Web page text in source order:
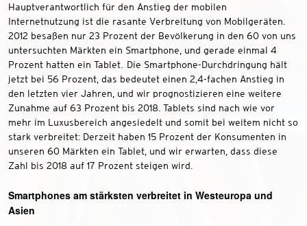
Hauptverantwortlich für den Anstieg der mobilen
Internetnutzung ist die rasante Verbreitung von Mobilgeräten.
2012 besaßen nur 23 Prozent der Bevölkerung in den 60 von uns
untersuchten Märkten ein Smartphone, und gerade einmal 4
Prozent hatten ein Tablet. Die Smartphone-Durchdringung hält
jetzt bei 56 Prozent, das bedeutet einen 2,4-fachen Anstieg in
den letzten vier Jahren, und wir prognostizieren eine weitere
Zunahme auf 63 Prozent bis 2018. Tablets sind nach wie vor
mehr im Luxusbereich angesiedelt und somit bei weitem nicht so
stark verbreitet: Derzeit haben 15 Prozent der Konsumenten in
unseren 60 Märkten ein Tablet, und wir erwarten, dass diese
Zahl bis 2018 auf 17 Prozent steigen wird.
Smartphones am stärksten verbreitet in Westeuropa und
Asien